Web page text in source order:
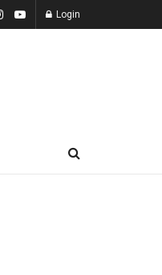
Login